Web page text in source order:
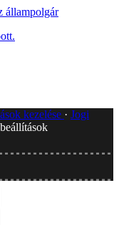
állampolgár
kezelése
Jogi